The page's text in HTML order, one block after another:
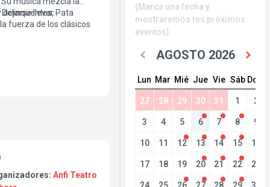
Pata
fuerza de los clásicos
Nirvana.
llevar.
Anfi Teatro
(Marca una fecha y
mostraremos los próximos
eventos)
AGOSTO 2026
Lun Mar Mié Jue Vie Sáb Dom
27 28 29 30 31 1 2
3 4 5 6 7 8 9
10 11 12 13 14 15 16
17 18 19 20 21 22 23